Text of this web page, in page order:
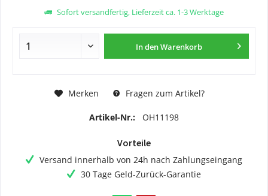
Sofort versandfertig, Lieferzeit ca. 1-3 Werktage
In denWarenkorb
Merken Fragen zum Artikel?
Artikel-Nr.: OH11198
Vorteile
Versand innerhalb von 24h nach Zahlungseingang
30 Tage Geld-Zurück-Garantie